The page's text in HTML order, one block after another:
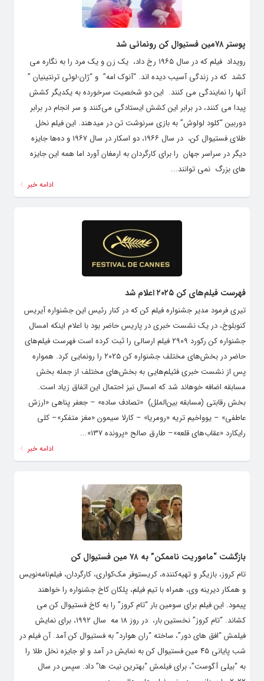
پوستر ۷۸مین فستیوال کن رونمائی شد
رویداد فیلم که در سال ۱۹۶۵ رخ داد، یک زن و یک مرد را به نگاره می
کشد که در زندگی آسیب دیده اند. “آنوک امه” و “ژان-لوئی ترنتینیان ”
آنها را نمایندگی می کنند. این دو شخصیت سرخورده به یکدیگر کشش
پیدا می کنند، در برابر این کشش ایستادگی می‌کنند و سر انجام در برابر
دوربین “کلود لولوش” به بازی سرنوشت تن در میدهند. این فیلم نخل
طلای فستیوال کن، در سال ۱۹۶۶، دو اسکار در سال ۱۹۶۷ و ده‌ها جایزه
دیگر در سراسر جهان را برای کارگردان به ارمغان آورد اما همه این جایزه
های بزرگ نمی توانند...
ادامه خبر
فهرست فیلم‌های کن ۲۰۲۵ اعلام شد
تیری فرمود مدیر جشنواره فیلم کن که در کنار رئیس این جشنواره آیریس
کنوبلوخ، در یک نشست خبری در پاریس حاضر بود با اعلام اینکه امسال
جشنواره کن رکورد ۲۹۰۹ فیلم ارسالی را ثبت کرده است فهرست فیلم‌های
حاضر در بخش‌های مختلف جشنواره کن ۲۰۲۵ را رونمایی کرد. همواره
پس از نشست خبری فثیلم‌هایی به بخش‌های مختلف از جمله بخش
مسابقه اضافه خوهاند شد که امسال نیز احتمال این اتفاق زیاد است.
بخش رقابتی (مسابقه بین‌الملل) «تصادف ساده» – جعفر پناهی «ارزش
عاطفی» – یوواخیم تریه «رومریا» – کارلا سیمون «مغز متفکر»– کلی
رایکارد «عقاب‌های قلعه»– طارق صالح «پرونده ۱۳۷»...
ادامه خبر
بازگشت “ماموریت ناممکن” به ۷۸ مین فستیوال کن
تام کروز، بازیگر و تهیه‌کننده، کریستوفر مک‌کواری، کارگردان، فیلم‌نامه‌نویس
و همکار دیرینه وی، همراه با تیم فیلم، پلکان‌ کاخ جشنواره را خواهند
پیمود. این فیلم برای سومین بار “تام کروز” را به کاخ فستیوال کن می
کشاند. “تام کروز” نخستین بار، در روز ۱۸ مه سال ۱۹۹۲، برای نمایش
فیلمش “افق های دور”، ساخته “ران هوارد” به فستیوال کن آمد. آن فیلم در
شب پایانی ۴۵ مین فستیوال کن به نمایش در آمد و او جایزه نخل طلا را
به “بیلی آگوست”، برای فیلمش “بهترین نیت ها” داد. سپس در سال